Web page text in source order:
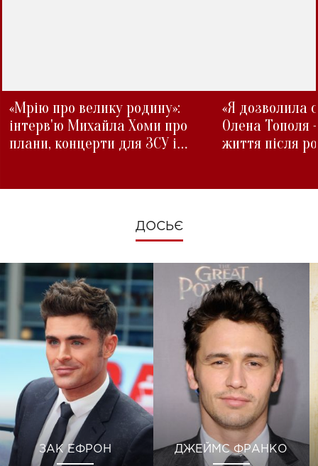
«Мрію про велику родину»:
інтерв'ю Михайла Хоми про
плани, концерти для ЗСУ і
«Я дозволила
Олена Тополя
життя після
ДОСЬЄ
ЗАК ЕФРОН ДЖЕЙМС ФРАНКО